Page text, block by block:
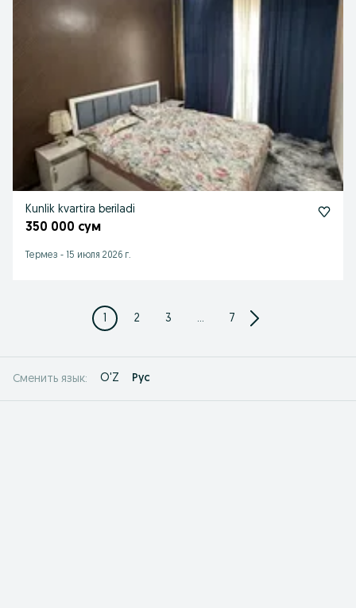
Kunlik kvartira beriladi
350 000 сум
Термез - 15 июля 2026 г.
1 2 3 ... 7
Сменить язык: O'Z Рус